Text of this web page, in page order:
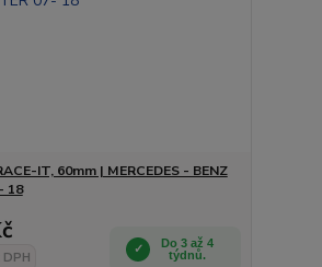
IT, 60mm | MERCEDES - BENZ
18
Do 3 až 4
týdnů.